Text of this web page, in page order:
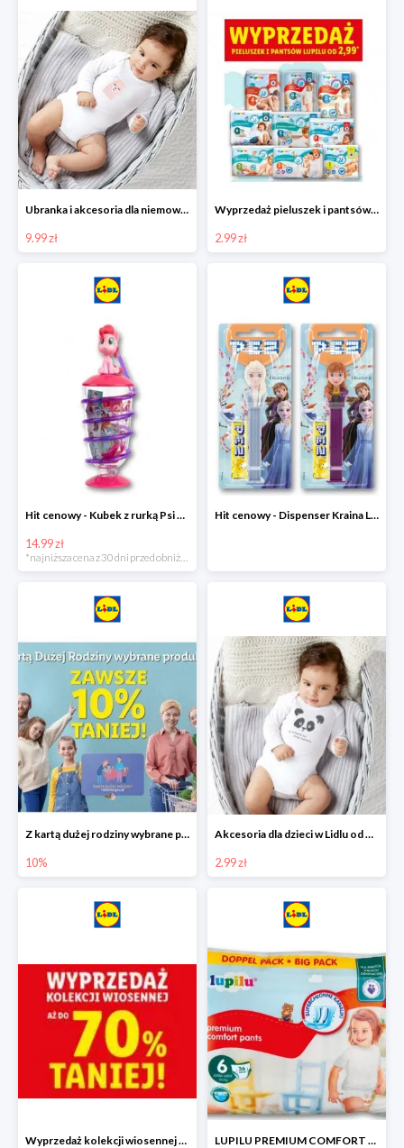
Ubranka i akcesoria dla niemowląt w Lidlu od 9,99 zł
9.99 zł
Wyprzedaż pieluszek i pantsów LUPILU od 2,99 zł
2.99 zł
Hit cenowy - Kubek z rurką Psi Patrol, PONY, Minionki, Peppa
14.99 zł
Hit cenowy - Dispenser Kraina Lodu
Z kartą dużej rodziny wybrane produkty w Lidlu -10%
10%
Akcesoria dla dzieci w Lidlu od 2,99 zł
2.99 zł
Wyprzedaż kolekcji wiosennej w Lidlu do -70% LUPILU PREMIUM COMFORT Pantsy, rozmiar 5 lub 6, gigapaka -27%